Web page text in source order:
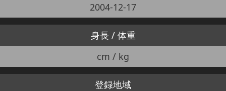
2004-12-17
身長 / 体重
cm / kg
登録地域